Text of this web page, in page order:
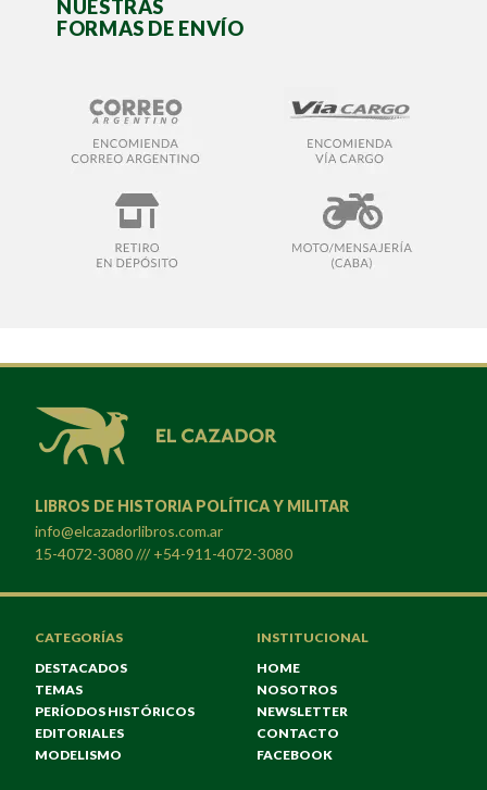
NUESTRAS
FORMAS DE ENVÍO
LIBROS DE HISTORIA POLÍTICA Y MILITAR
info@elcazadorlibros.com.ar
15-4072-3080 /// +54-911-4072-3080
CATEGORÍAS
DESTACADOS
TEMAS
PERÍODOS HISTÓRICOS
EDITORIALES
MODELISMO
INSTITUCIONAL
HOME
NOSOTROS
NEWSLETTER
CONTACTO
FACEBOOK